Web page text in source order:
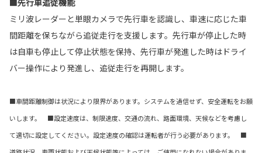
■先行車追従機能
ミリ波レーダーと単眼カメラで先行車を認識し、車速に応じた車
間距離を保ちながら追従走行を支援します。先行車が停止した時
は自車も停止して停止状態を保持、先行車が発進した時はドライ
バー操作により発進し、追従走行を再開します。
■車間距離制御は状況により限界があります。システムを過信せず、安全運転をお願
いします。 ■設定速度は、制限速度、交通の流れ、路面環境、天候などを考慮し
て適切に設定してください。設定速度の確認は運転者が行う必要があります。 ■